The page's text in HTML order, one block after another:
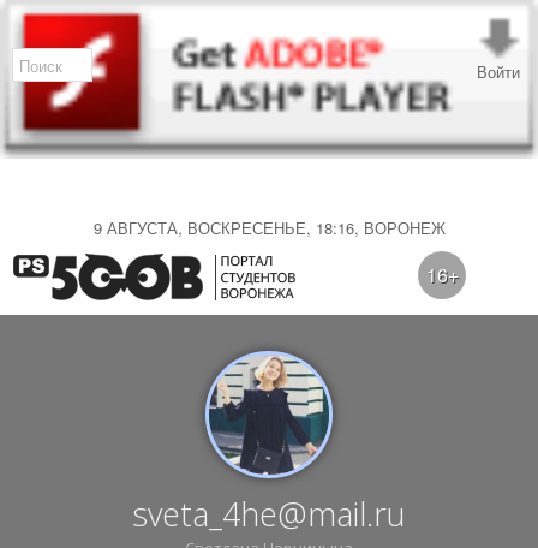
9 АВГУСТА, ВОСКРЕСЕНЬЕ, 18:16, ВОРОНЕЖ
Войти
16+
sveta_4he@mail.ru